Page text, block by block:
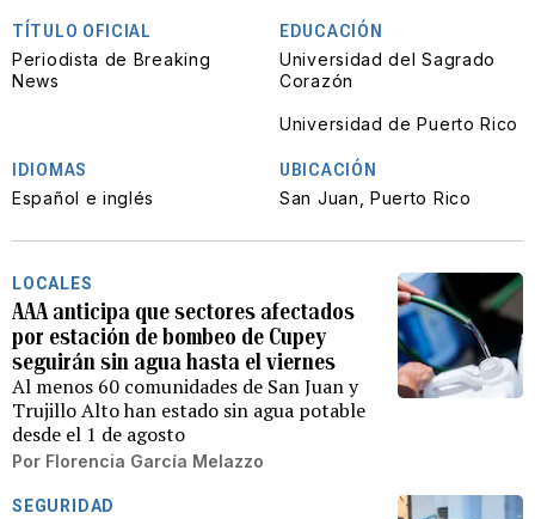
TÍTULO OFICIAL
Periodista de Breaking
News
EDUCACIÓN
Universidad del Sagrado
Corazón
Universidad de Puerto Rico
IDIOMAS
Español e inglés
UBICACIÓN
San Juan, Puerto Rico
LOCALES
AAA anticipa que sectores afectados
por estación de bombeo de Cupey
seguirán sin agua hasta el viernes
Al menos 60 comunidades de San Juan y
Trujillo Alto han estado sin agua potable
desde el 1 de agosto
Por Florencia García Melazzo
SEGURIDAD